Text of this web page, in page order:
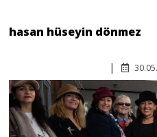
hasan hüseyin dönmez